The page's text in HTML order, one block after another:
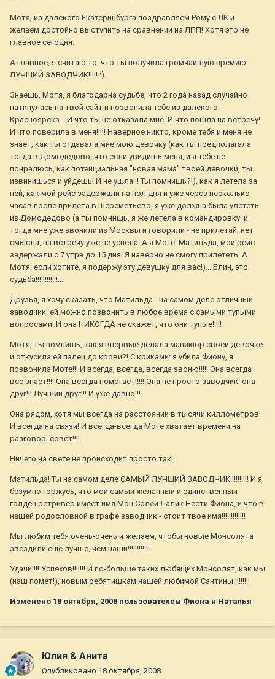
Мотя, из далекого Екатеринбурга поздравляем Рому с ЛК и
желаем достойно выступить на сравнении на ЛПП! Хотя это не
главное сегодня.
А главное, я считаю то, что ты получила громчайшую премию -
ЛУЧШИЙ ЗАВОДЧИК!!!!! :)
Знаешь, Мотя, я благодарна судьбе, что 2 года назад случайно
наткнулась на твой сайт и позвонила тебе из далекого
Красноярска... И что ты не отказала мне. И что пошла на встречу!
И что поверила в меня!!!!! Наверное никто, кроме тебя и меня не
знает, как ты отдавала мне мою девочку (как ты предполагала
тогда в Домодедово, что если увидишь меня, и я тебе не
понралюсь, как потенциальная "новая мама" твоей девочки, ты
извинишься и уйдешь! И не ушла!!! Ты помнишь?!), как я летела за
ней, как мой рейс задержали на пол дня и уже через несколько
часав после прилета в Шереметьево, я уже должна была улететь
из Домодедово (а ты помнишь, я же летела в командировку! и
тогда мне уже звонили из Москвы и говорили - не прилетай, нет
смысла, на встречу уже не успела. А я Моте: Матильда, мой рейс
задержали с 7 утра до 15 дня. Я наверно не смогу прилететь. А
Мотя: если хотите, я подержу эту девушку для вас!)... Блин, это
судьба!!!!!!!!!!!!...
Друзья, я хочу сказать, что Матильда - на самом деле отличный
заводчик! ей можно позвонить в любое время с самыми тупыми
вопросами! И она НИКОГДА не скажет, что они тупые!!!!!
Мотя, ты помнишь, как я впервые делала маникюр своей девочке
и откусила ей палец до крови?! С криками: я убила Фиону, я
позвонила Моте!!! И всегда, всегда, всегда звоню!!!!! Она всегда
все знает!!!! Она всегда помогает!!!!!!Она не просто заводчик, она -
друг!!! Лучший друг!!! И уже давно!!!
Она рядом, хотя мы всегда на расстоянии в тысячи киллометров!
И всегда на связи! И всегда-всегда Моте хватает времени на
разговор, совет!!!!
Ничего на свете не происходит просто так!
Матильда! Ты на самом деле САМЫЙ ЛУЧШИЙ ЗАВОДЧИК!!!!!!!!!! И я
безумно горжусь, что мой самый желанный и единственный
голден ретривер имеет имя Мон Солей Лалик Нести Фиона, и что в
нашей родословной в графе заводчик - стоит твое имя!!!!!!!!!!!!!
Мы любим тебя очень-очень и желаем, чтобы новые Монсолята
звездили еще лучше, чем наши!!!!!!!!!!!!
Удачи!!!! Успехов!!!!!!! И по-больше таких любящих Монсолят, как мы
(наш помет!), новым ребятишкам нашей любимой Сантины!!!!!!!!!
Изменено 18 октября, 2008 пользователем Фиона и Наталья
Юлия & Анита
Опубликовано 18 октября, 2008